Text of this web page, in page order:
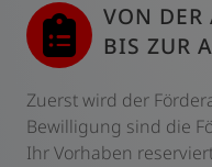
VON DER
BIS ZUR
Zuerst wird der
Bewilligung sind die
Ihr Vorhaben